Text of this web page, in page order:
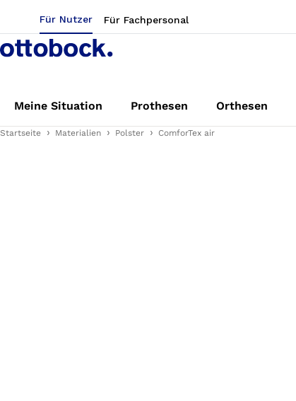
Für Nutzer Für Fachpersonal
Meine Situation Prothesen Orthesen
Startseite Materialien Polster ComforTex air